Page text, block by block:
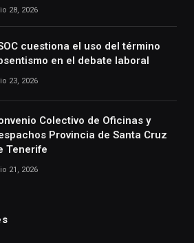
28, 2026
cuestiona el uso del término
en el debate laboral
23, 2026
Colectivo de Oficinas y
Provincia de Santa Cruz
Tenerife
21, 2026